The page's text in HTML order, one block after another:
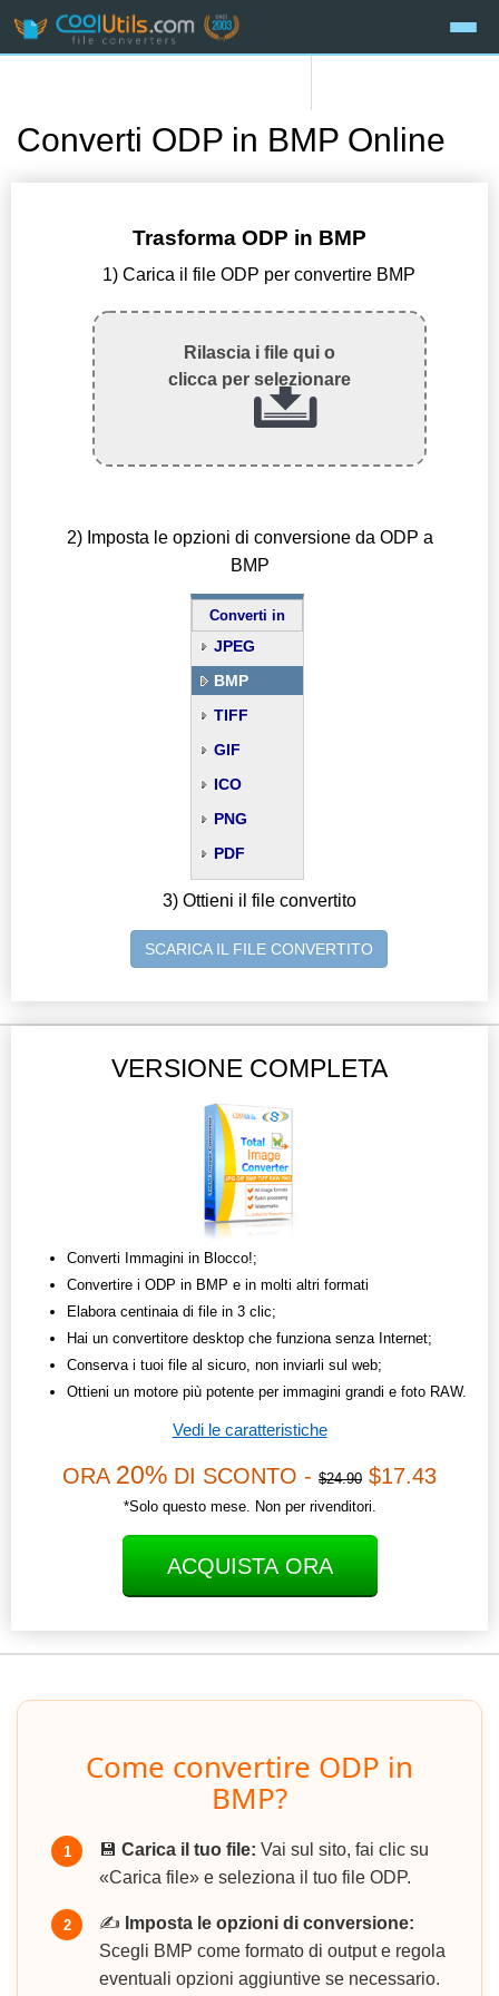
Converti ODP in BMP Online
Trasforma ODP in BMP
1) Carica il file ODP per convertire BMP
Rilascia i file qui o
clicca per selezionare
2) Imposta le opzioni di conversione da ODP a
BMP
Converti in
JPEG
BMP
TIFF
GIF
ICO
PNG
PDF
3) Ottieni il file convertito
SCARICA IL FILE CONVERTITO
VERSIONE COMPLETA
Converti Immagini in Blocco!;
Convertire i ODP in BMP e in molti altri formati
Elabora centinaia di file in 3 clic;
Hai un convertitore desktop che funziona senza Internet;
Conserva i tuoi file al sicuro, non inviarli sul web;
Ottieni un motore più potente per immagini grandi e foto RAW.
Vedi le caratteristiche
ORA 20% DI SCONTO - $24.90 $17.43
*Solo questo mese. Non per rivenditori.
ACQUISTA ORA
Come convertire ODP in
BMP?
1 💾 Carica il tuo file: Vai sul sito, fai clic su
«Carica file» e seleziona il tuo file ODP.
2 ✍️ Imposta le opzioni di conversione:
Scegli BMP come formato di output e regola
eventuali opzioni aggiuntive se necessario.